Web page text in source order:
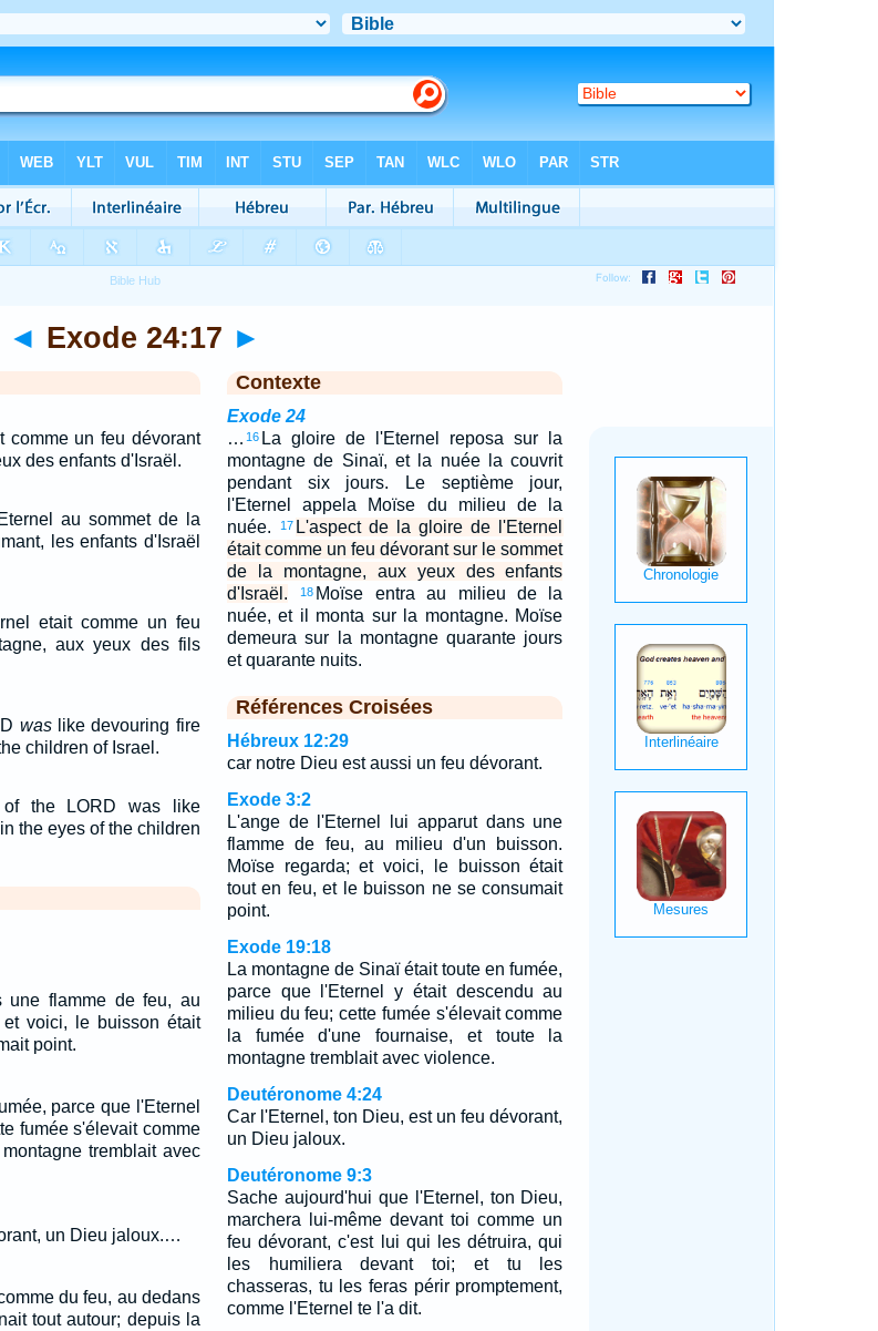
◄ Exode 24:17 ►
comme un feu dévorant
des enfants d'Israël.
au sommet de la
les enfants d'Israël
etait comme un feu
aux yeux des fils
waslike devouring fire
children of Israel.
the LORD was like
the eyes of the children
une flamme de feu, au
voici, le buisson était
point.
parce que l'Eternel
fumée s'élevait comme
tremblait avec
un Dieu jaloux.…
du feu, au dedans
tout autour; depuis la
Contexte
Exode 24
… 16 La gloire de l'Eternel reposa sur la
montagne de Sinaï, et la nuée la couvrit
pendant six jours. Le septième jour,
l'Eternel appela Moïse du milieu de la
nuée.
17 L'aspect de la gloire de l'Eternel
était comme un feu dévorant sur le sommet
de la montagne, aux yeux des enfants
d'Israël.
18 Moïse entra au milieu de la
nuée, et il monta sur la montagne. Moïse
demeura sur la montagne quarante jours
et quarante nuits.
Références Croisées
Hébreux 12:29
car notre Dieu est aussi un feu dévorant.
Exode 3:2
L'ange de l'Eternel lui apparut dans une
flamme de feu, au milieu d'un buisson.
Moïse regarda; et voici, le buisson était
tout en feu, et le buisson ne se consumait
point.
Exode 19:18
La montagne de Sinaï était toute en fumée,
parce que l'Eternel y était descendu au
milieu du feu; cette fumée s'élevait comme
la fumée d'une fournaise, et toute la
montagne tremblait avec violence.
Deutéronome 4:24
Car l'Eternel, ton Dieu, est un feu dévorant,
un Dieu jaloux.
Deutéronome 9:3
Sache aujourd'hui que l'Eternel, ton Dieu,
marchera lui-même devant toi comme un
feu dévorant, c'est lui qui les détruira, qui
les humiliera devant toi; et tu les
chasseras, tu les feras périr promptement,
comme l'Eternel te l'a dit.